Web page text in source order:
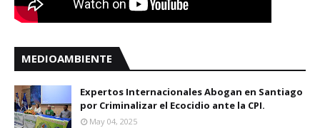
MEDIOAMBIENTE
Expertos Internacionales Abogan en Santiago
por Criminalizar el Ecocidio ante la CPI.
May 04, 2025